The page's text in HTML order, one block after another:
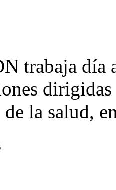
trabaja día
la salud,